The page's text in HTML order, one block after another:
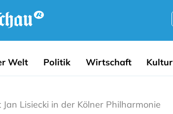
Welt Politik Wirtschaft Kultur
Lisiecki in der Kölner Philharmonie